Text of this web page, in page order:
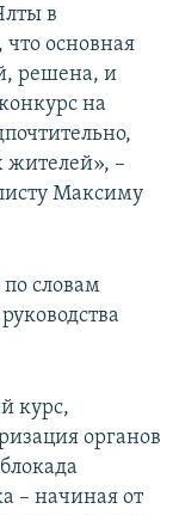
в
что основная
решена, и
на
–
Максиму
словам
курс,
органов
– начиная от